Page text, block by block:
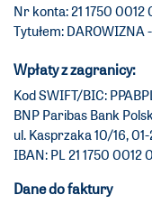
Nr konta: 21 1750
Tytułem: DAROWIZNA
Wpłaty z zagranicy:
Kod SWIFT/BIC:
BNP Paribas Bank
ul. Kasprzaka 10/16,
IBAN: PL 21 1750
Dane do faktury